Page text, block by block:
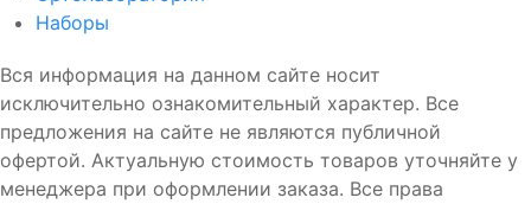
Наборы
Вся информация на данном сайте носит
исключительно ознакомительный характер. Все
предложения на сайте не являются публичной
офертой. Актуальную стоимость товаров уточняйте у
менеджера при оформлении заказа. Все права